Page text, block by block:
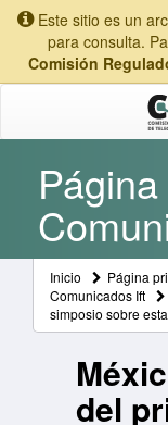
Este sitio es un
para consulta.
Comisión
Inicio
Página
Comunicados Ift
simposio sobre
del